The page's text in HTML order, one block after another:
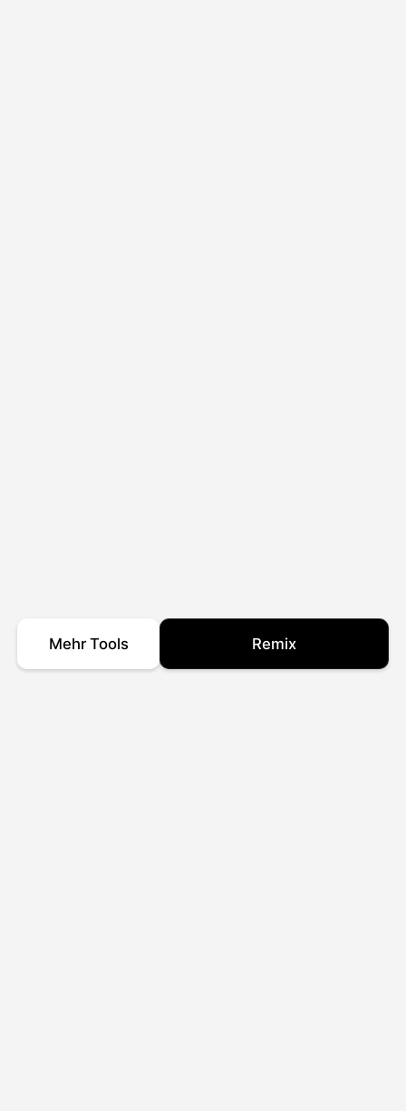
Mehr Tools Remix